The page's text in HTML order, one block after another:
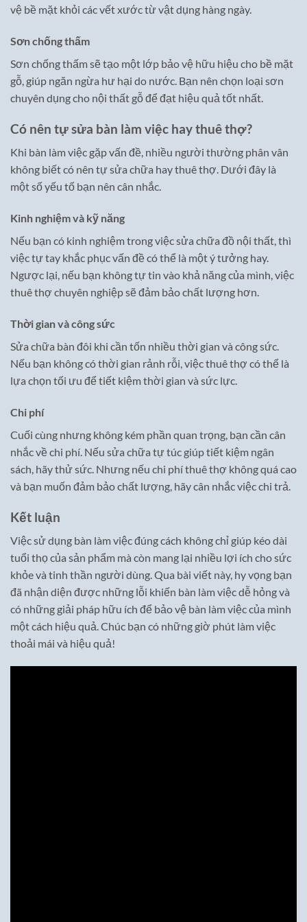
vệ bề mặt khỏi các vết xước từ vật dụng hàng ngày.
Sơn chống thấm
Sơn chống thấm sẽ tạo một lớp bảo vệ hữu hiệu cho bề mặt
gỗ, giúp ngăn ngừa hư hại do nước. Bạn nên chọn loại sơn
chuyên dụng cho nội thất gỗ để đạt hiệu quả tốt nhất.
Có nên tự sửa bàn làm việc hay thuê thợ?
Khi bàn làm việc gặp vấn đề, nhiều người thường phân vân
không biết có nên tự sửa chữa hay thuê thợ. Dưới đây là
một số yếu tố bạn nên cân nhắc.
Kinh nghiệm và kỹ năng
Nếu bạn có kinh nghiệm trong việc sửa chữa đồ nội thất, thì
việc tự tay khắc phục vấn đề có thể là một ý tưởng hay.
Ngược lại, nếu bạn không tự tin vào khả năng của mình, việc
thuê thợ chuyên nghiệp sẽ đảm bảo chất lượng hơn.
Thời gian và công sức
Sửa chữa bàn đôi khi cần tốn nhiều thời gian và công sức.
Nếu bạn không có thời gian rảnh rỗi, việc thuê thợ có thể là
lựa chọn tối ưu để tiết kiệm thời gian và sức lực.
Chi phí
Cuối cùng nhưng không kém phần quan trọng, bạn cần cân
nhắc về chi phí. Nếu sửa chữa tự túc giúp tiết kiệm ngân
sách, hãy thử sức. Nhưng nếu chi phí thuê thợ không quá cao
và bạn muốn đảm bảo chất lượng, hãy cân nhắc việc chi trả.
Kết luận
Việc sử dụng bàn làm việc đúng cách không chỉ giúp kéo dài
tuổi thọ của sản phẩm mà còn mang lại nhiều lợi ích cho sức
khỏe và tinh thần người dùng. Qua bài viết này, hy vọng bạn
đã nhận diện được những lỗi khiến bàn làm việc dễ hỏng và
có những giải pháp hữu ích để bảo vệ bàn làm việc của mình
một cách hiệu quả. Chúc bạn có những giờ phút làm việc
thoải mái và hiệu quả!